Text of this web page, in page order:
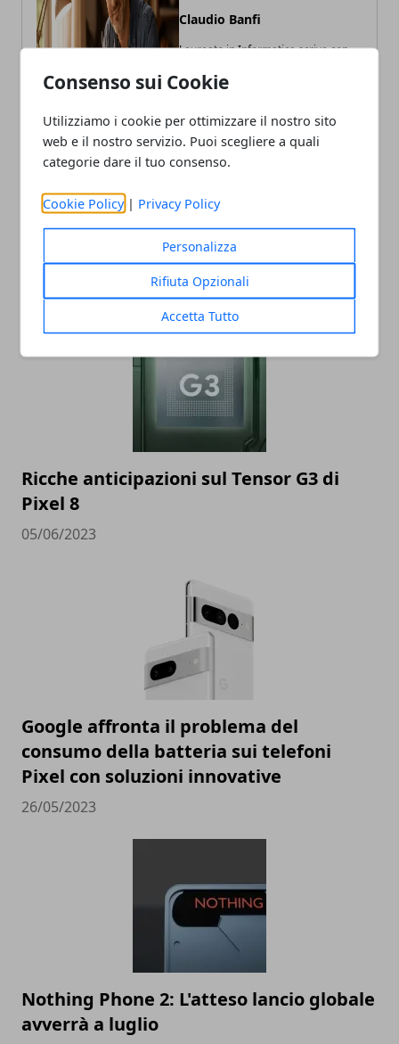
Consenso sui Cookie
Utilizziamo i cookie per ottimizzare il nostro sito
web e il nostro servizio. Puoi scegliere a quali
categorie dare il tuo consenso.
Cookie Policy | Privacy Policy
Personalizza
Rifiuta Opzionali
Accetta Tutto
Claudio Banfi
Laureato in Informatica scrive con
tecnologia portando in Italia le
ultime novità dal mondo.
ARTICOLI CORRELATI
Ricche anticipazioni sul Tensor G3 di
Pixel 8
05/06/2023
Google affronta il problema del
consumo della batteria sui telefoni
Pixel con soluzioni innovative
26/05/2023
Nothing Phone 2: L'atteso lancio globale
avverrà a luglio